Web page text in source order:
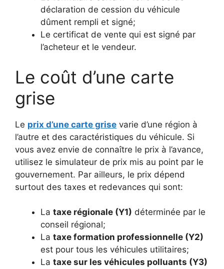
déclaration de cession du véhicule
dûment rempli et signé;
Le certificat de vente qui est signé par
l’acheteur et le vendeur.
Le coût d’une carte
grise
Le prix d’une carte grise varie d’une région à
l’autre et des caractéristiques du véhicule. Si
vous avez envie de connaître le prix à l’avance,
utilisez le simulateur de prix mis au point par le
gouvernement. Par ailleurs, le prix dépend
surtout des taxes et redevances qui sont:
La taxe régionale (Y1) déterminée par le
conseil régional;
La taxe formation professionnelle (Y2)
est pour tous les véhicules utilitaires;
La taxe sur les véhicules polluants (Y3)